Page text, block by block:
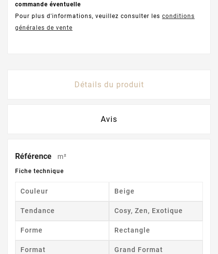
commande éventuelle
Pour plus d'informations, veuillez consulter les conditions
générales de vente
Détails du produit
Avis
Référence m²
Fiche technique
Couleur Beige
Tendance Cosy, Zen, Exotique
Forme Rectangle
Format Grand Format